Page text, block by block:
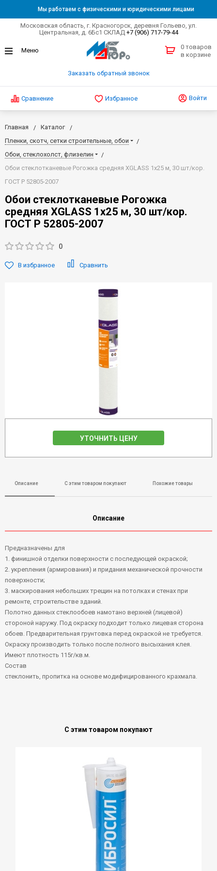
Мы работаем с физическими и юридическими лицами
Московская область, г. Красногорск, деревня Гольево, ул.
Центральная, д. 6Бс1 СКЛАД +7 (906) 717-79-44
Заказать обратный звонок
0 товаров
в корзине
Сравнение Избранное Войти
Главная
Каталог
Пленки, скотч, сетки строительные, обои
Обои, стеклохолст, флизелин
Обои стеклотканевые Рогожка средняя XGLASS 1х25 м, 30 шт/кор.
ГОСТ Р 52805-2007
Обои стеклотканевые Рогожка
средняя XGLASS 1х25 м, 30 шт/кор.
ГОСТ Р 52805-2007
0
В избранное Сравнить
УТОЧНИТЬ ЦЕНУ
Описание С этим товаром покупают Похожие товары
Описание
Предназначены для
1. финишной отделки поверхности с последующей окраской;
2. укрепления (армирования) и придания механической прочности
поверхности;
3. маскирования небольших трещин на потолках и стенах при
ремонте, строительстве зданий.
Полотно данных стеклообоев намотано верхней (лицевой)
стороной наружу. Под окраску подходит только лицевая сторона
обоев. Предварительная грунтовка перед окраской не требуется.
Окраску производить только после полного высыхания клея.
Имеют плотность 115г/кв.м.
Состав
стеклонить, пропитка на основе модифицированного крахмала.
С этим товаром покупают